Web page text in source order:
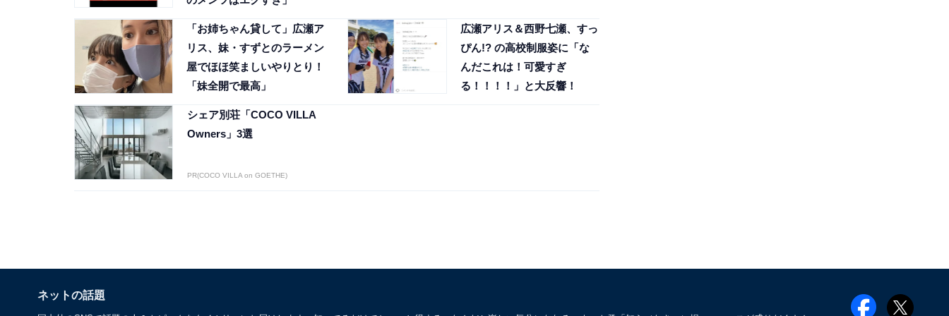
「お姉ちゃん貸して」広瀬ア
リス、妹・すずとのラーメン
屋でほほ笑ましいやりとり！
「妹全開で最高」
広瀬アリス＆西野七瀬、すっ
ぴん!? の高校制服姿に「な
んだこれは！可愛すぎ
る！！！！」と大反響！
シェア別荘「COCO VILLA
Owners」3選
PR(COCO VILLA on GOETHE)
ネットの話題